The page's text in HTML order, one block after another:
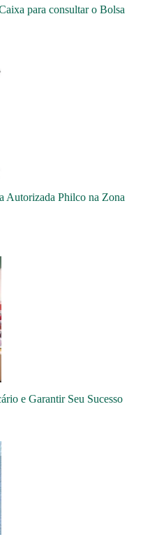
para consultar o Bolsa
Autorizada Philco na Zona
e Garantir Seu Sucesso